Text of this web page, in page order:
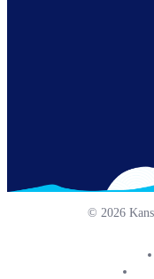
© 2026
Footer